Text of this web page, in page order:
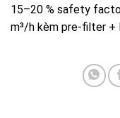
15–20 % safety
m³/h kèm pre-filter +